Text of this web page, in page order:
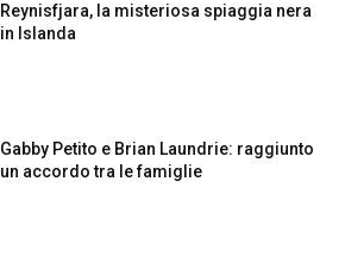
Reynisfjara, la misteriosa spiaggia nera
in Islanda
Gabby Petito e Brian Laundrie: raggiunto
un accordo tra le famiglie